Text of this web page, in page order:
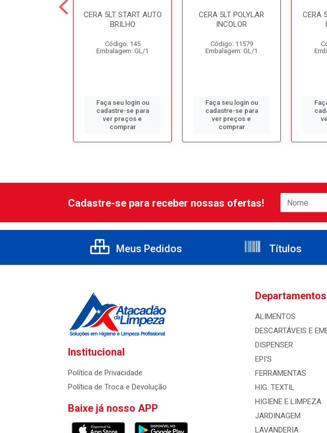
CERA 5LT START AUTO
BRILHO
Código: 145
Embalagem: GL/1
Faça seu login ou
cadastre-se para
ver preços e
comprar
CERA 5LT POLYLAR
INCOLOR
Código: 11579
Embalagem: GL/1
Faça seu login ou
cadastre-se para
ver preços e
comprar
CERA
Cadastre-se para receber nossas ofertas!
Meus Pedidos Títulos
Institucional
Política de Privacidade
Política de Troca e Devolução
Baixe já nosso APP
Departamentos
ALIMENTOS
DESCARTÁVEIS E
DISPENSER
EPI'S
FERRAMENTAS
HIG. TEXTIL
HIGIENE E LIMPEZA
JARDINAGEM
LAVANDERIA